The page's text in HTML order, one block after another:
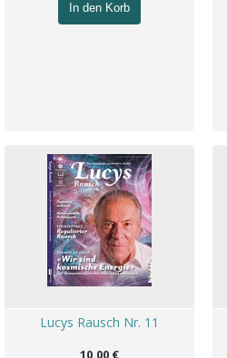
In den Korb
Lucys Rausch Nr. 11
10,00 €